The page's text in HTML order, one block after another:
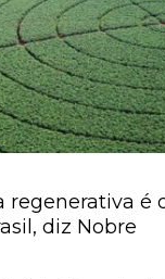
regenerativa é
diz Nobre